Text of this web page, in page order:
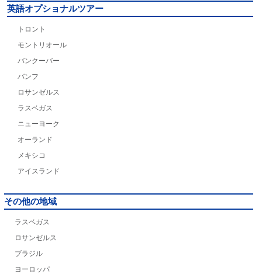
英語オプショナルツアー
トロント
モントリオール
バンクーバー
バンフ
ロサンゼルス
ラスベガス
ニューヨーク
オーランド
メキシコ
アイスランド
その他の地域
ラスベガス
ロサンゼルス
ブラジル
ヨーロッパ